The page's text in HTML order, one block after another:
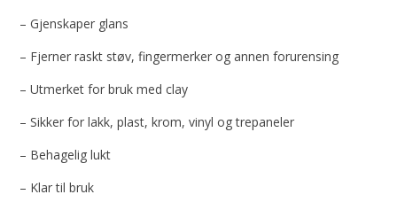
– Gjenskaper glans
– Fjerner raskt støv, fingermerker og annen forurensing
– Utmerket for bruk med clay
– Sikker for lakk, plast, krom, vinyl og trepaneler
– Behagelig lukt
– Klar til bruk